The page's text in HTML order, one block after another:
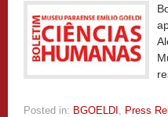
Posted in: BGOELDI , Press